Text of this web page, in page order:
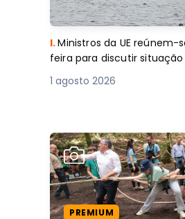
I.Ministros da UE reúnem-
feira para discutir
1 agosto 2026
PREMIUM